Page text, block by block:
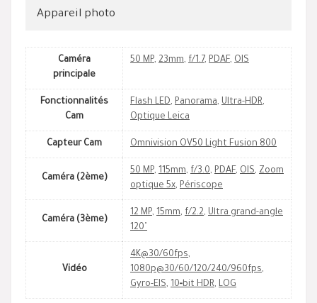
Appareil photo
Caméra
principale
50 MP, 23mm, f/1.7, PDAF, OIS
Fonctionnalités
Cam
Flash LED, Panorama, Ultra-HDR,
Optique Leica
Capteur Cam Omnivision OV50 Light Fusion 800
Caméra (2ème)
50 MP, 115mm, f/3.0, PDAF, OIS, Zoom
optique 5x, Périscope
Caméra (3ème)
12 MP, 15mm, f/2.2, Ultra grand-angle
120˚
Vidéo
4K@30/60fps,
1080p@30/60/120/240/960fps,
Gyro-EIS, 10‑bit HDR, LOG